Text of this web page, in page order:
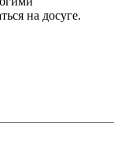
на досуге.